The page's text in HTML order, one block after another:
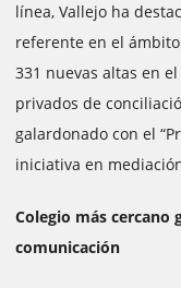
línea, Vallejo ha
referente en el
331 nuevas altas en
privados de
galardonado con el
iniciativa en
Colegio más cercano
comunicación